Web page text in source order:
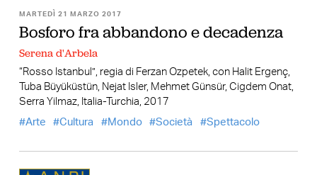
MARTEDÌ 21 MARZO 2017
Bosforo fra abbandono e decadenza
Serena d'Arbela
“Rosso Istanbul”, regia di Ferzan Ozpetek, con Halit Ergenç,
Tuba Büyüküstün, Nejat Isler, Mehmet Günsür, Cigdem Onat,
Serra Yilmaz, Italia-Turchia, 2017
Arte
Cultura Mondo Società Spettacolo